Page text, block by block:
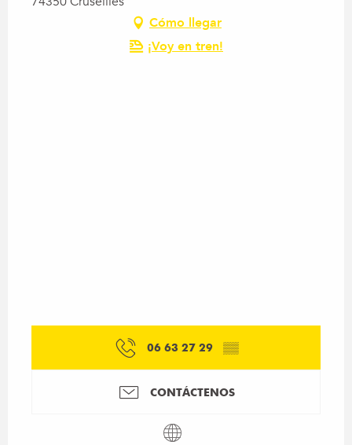
Cómo llegar
¡Voy en tren!
06 63 27 29 ▒▒
CONTÁCTENOS